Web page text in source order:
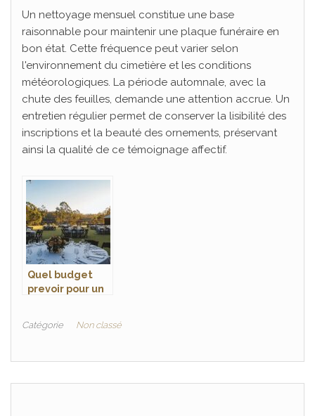
Un nettoyage mensuel constitue une base
raisonnable pour maintenir une plaque funéraire en
bon état. Cette fréquence peut varier selon
l'environnement du cimetière et les conditions
météorologiques. La période automnale, avec la
chute des feuilles, demande une attention accrue. Un
entretien régulier permet de conserver la lisibilité des
inscriptions et la beauté des ornements, préservant
ainsi la qualité de ce témoignage affectif.
Quel budget
prevoir pour un
Guide des lieux
economiques
Catégorie Non classé